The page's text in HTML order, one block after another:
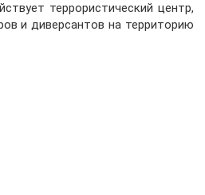
террористический центр,
и диверсантов на территорию